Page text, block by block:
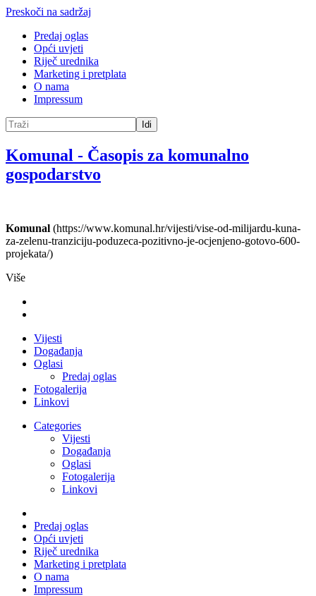
Preskoči na sadržaj
Predaj oglas
Opći uvjeti
Riječ urednika
Marketing i pretplata
O nama
Impressum
Idi
Komunal - Časopis za komunalno
gospodarstvo
Komunal (https://www.komunal.hr/vijesti/vise-od-milijardu-kuna-
za-zelenu-tranziciju-poduzeca-pozitivno-je-ocjenjeno-gotovo-600-
projekata/)
Više
Vijesti
Događanja
Oglasi
Predaj oglas
Fotogalerija
Linkovi
Categories
Vijesti
Događanja
Oglasi
Fotogalerija
Linkovi
Predaj oglas
Opći uvjeti
Riječ urednika
Marketing i pretplata
O nama
Impressum